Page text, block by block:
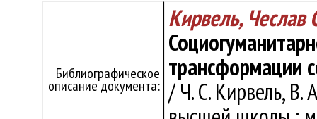
Библиографическое
описание документа:
Кирвель, Чеслав
трансформации
/ Ч. С. Кирвель, В.